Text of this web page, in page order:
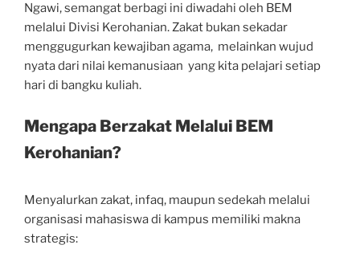
Ngawi, semangat berbagi ini diwadahi oleh BEM
melalui Divisi Kerohanian. Zakat bukan sekadar
menggugurkan kewajiban agama, melainkan wujud
nyata dari nilai kemanusiaan yang kita pelajari setiap
hari di bangku kuliah.
Mengapa Berzakat Melalui BEM
Kerohanian?
Menyalurkan zakat, infaq, maupun sedekah melalui
organisasi mahasiswa di kampus memiliki makna
strategis: